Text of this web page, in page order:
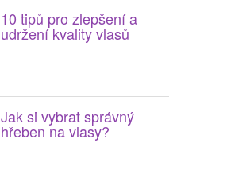
10 tipů pro zlepšení a
udržení kvality vlasů
Jak si vybrat správný
hřeben na vlasy?